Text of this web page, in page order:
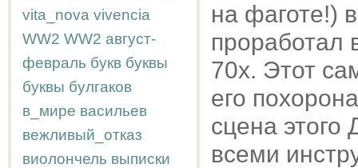
vita_nova vivencia
WW2 WW2 август-
февраль букв буквы
буквы булгаков
в_мире васильев
вежливый_отказ
виолончель выписки
на фаготе!)
проработал
70х. Этот
его
сцена этого
всеми